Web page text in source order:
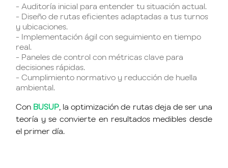
- Auditoría inicial para entender tu situación actual.
- Diseño de rutas eficientes adaptadas a tus turnos
y ubicaciones.
- Implementación ágil con seguimiento en tiempo
real.
- Paneles de control con métricas clave para
decisiones rápidas.
- Cumplimiento normativo y reducción de huella
ambiental.
Con BUSUP , la optimización de rutas deja de ser una
teoría y se convierte en resultados medibles desde
el primer día.